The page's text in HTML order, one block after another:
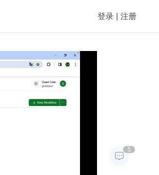
登录 注册

5